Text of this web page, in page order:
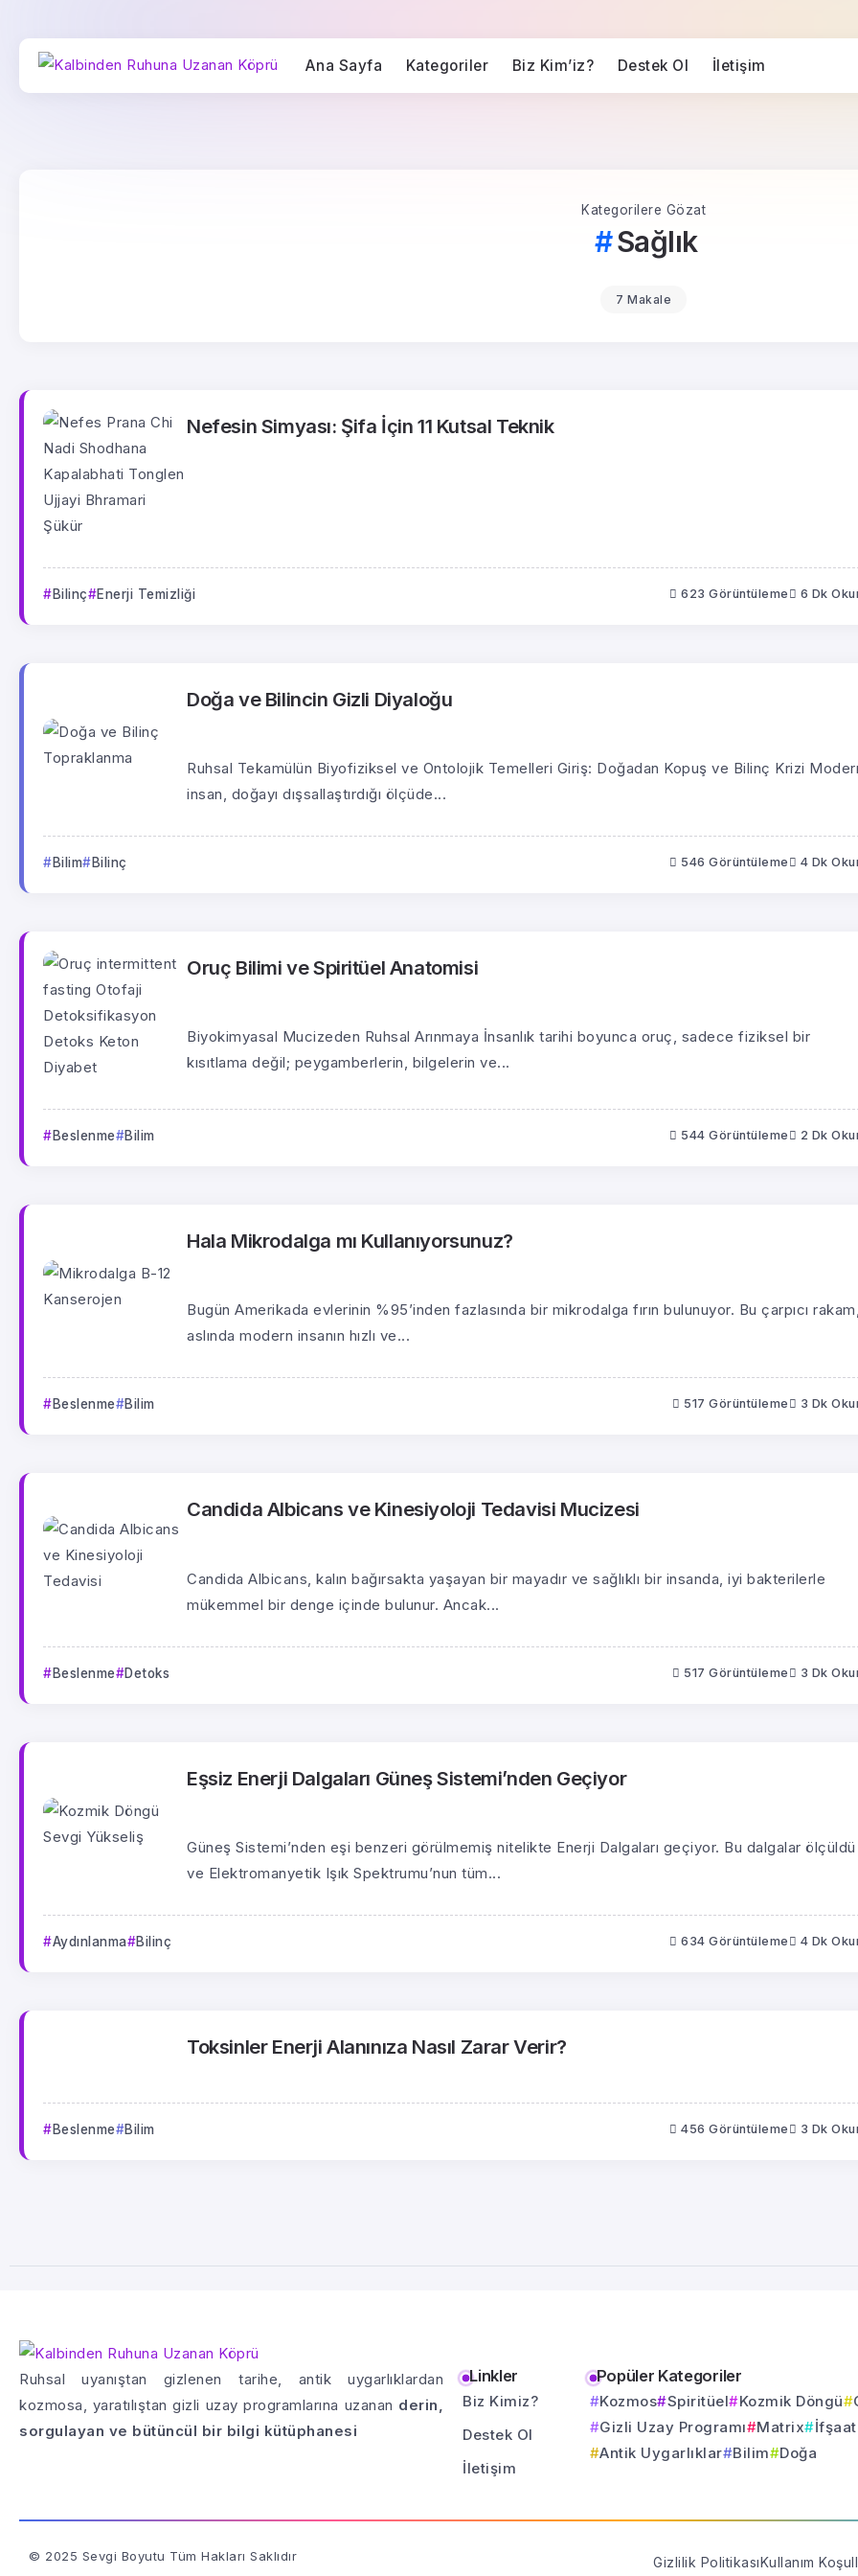
Ana Sayfa Kategoriler Biz Kim’iz? Destek Ol İletişim
Kategorilere Gözat
Sağlık
7 Makale
Nefesin Simyası: Şifa İçin 11 Kutsal Teknik
Bilinç Enerji Temizliği 623 Görüntüleme 6 Dk
Doğa ve Bilincin Gizli Diyaloğu
Ruhsal Tekamülün Biyofiziksel ve Ontolojik Temelleri Giriş: Doğadan Kopuş ve Bilinç Krizi
insan, doğayı dışsallaştırdığı ölçüde...
Bilim Bilinç 546 Görüntüleme 4 Dk
Oruç Bilimi ve Spiritüel Anatomisi
Biyokimyasal Mucizeden Ruhsal Arınmaya İnsanlık tarihi boyunca oruç, sadece fiziksel bir
kısıtlama değil; peygamberlerin, bilgelerin ve...
Beslenme Bilim 544 Görüntüleme 2 Dk
Hala Mikrodalga mı Kullanıyorsunuz?
Bugün Amerikada evlerinin %95’inden fazlasında bir mikrodalga fırın bulunuyor. Bu çarpıcı rakam,
aslında modern insanın hızlı ve...
Beslenme Bilim 517 Görüntüleme 3 Dk
Candida Albicans ve Kinesiyoloji Tedavisi Mucizesi
Candida Albicans, kalın bağırsakta yaşayan bir mayadır ve sağlıklı bir insanda, iyi bakterilerle
mükemmel bir denge içinde bulunur. Ancak...
Beslenme Detoks 517 Görüntüleme 3 Dk
Eşsiz Enerji Dalgaları Güneş Sistemi’nden Geçiyor
Güneş Sistemi’nden eşi benzeri görülmemiş nitelikte Enerji Dalgaları geçiyor. Bu dalgalar ölçüldü
ve Elektromanyetik Işık Spektrumu’nun tüm...
Aydınlanma Bilinç 634 Görüntüleme 4 Dk
Toksinler Enerji Alanınıza Nasıl Zarar Verir?
Beslenme Bilim 456 Görüntüleme 3 Dk
Ruhsal uyanıştan gizlenen tarihe, antik uygarlıklardan
kozmosa, yaratılıştan gizli uzay programlarına uzanan derin,
sorgulayan ve bütüncül bir bilgi kütüphanesi
Linkler
Biz Kimiz?
Destek Ol
İletişim
Popüler Kategoriler
Kozmos Spiritüel Kozmik Döngü
Gizli Uzay Programı
Matrix
İfşaat
Antik Uygarlıklar
Bilim Doğa
© 2025 Sevgi Boyutu Tüm Hakları Saklıdır Gizlilik PolitikasıKullanım